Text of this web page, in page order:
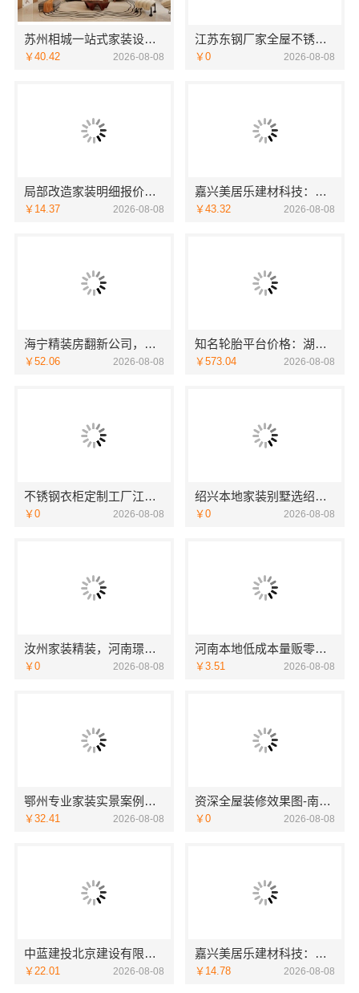
苏州相城一站式家装设计多少钱拎包入住-苏州百年豪庭新材料有限公司
￥40.42 2026-08-08
江苏东钢厂家全屋不锈钢定制生产基地兴化江苏东钢金属科技有限公司
￥0 2026-08-08
局部改造家装明细报价，万赢饰家直营家庭装修成本管控
￥14.37 2026-08-08
嘉兴美居乐建材科技：嘉兴周边专业旧房改造案例
￥43.32 2026-08-08
海宁精装房翻新公司，嘉兴家美建材科技值得信赖
￥52.06 2026-08-08
知名轮胎平台价格：湖北省腾冠畅实业贸易有限公司优势解析
￥573.04 2026-08-08
不锈钢衣柜定制工厂江浙沪联系电话-江苏东钢金属科技
￥0 2026-08-08
绍兴本地家装别墅选绍兴卓鑫装饰材料有限公司
￥0 2026-08-08
汝州家装精装，河南璟臻环保建材有限公司全屋整装方案
￥0 2026-08-08
河南本地低成本量贩零食全域盈利
￥3.51 2026-08-08
鄂州专业家装实景案例，百年米莱装饰公司
￥32.41 2026-08-08
资深全屋装修效果图-南通宏域全宅装饰建材有限公司
￥0 2026-08-08
中蓝建投北京建设有限公司四川：重钢别墅局部改造
￥22.01 2026-08-08
嘉兴美居乐建材科技：嘉兴周边美居乐房屋装修联系电话
￥14.78 2026-08-08